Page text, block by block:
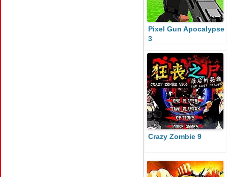
Pixel Gun Apocalypse
3
Crazy Zombie 9